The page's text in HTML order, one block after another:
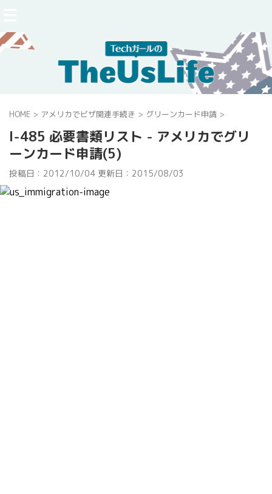
HOME > アメリカでビザ関連手続き > グリーンカード申請 >
I-485 必要書類リスト - アメリカでグリ
ーンカード申請(5)
投稿日：2012/10/04 更新日： 2015/08/03